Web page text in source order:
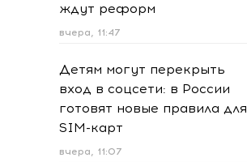
ждут реформ
вчера, 11:47
Детям могут перекрыть
вход в соцсети: в России
готовят новые правила для
SIM-карт
вчера, 11:07